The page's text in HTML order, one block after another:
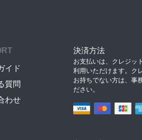
イド
質問
わせ
決済方法
お支払いは、クレジッ
利用いただけます。ク
お持ちでない方は、事
ださい。